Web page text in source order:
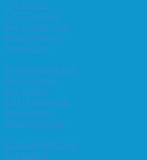
Vår-konrad
KM i lynsjakk
KM i hurtigsjakk
Høstturneringen
Høst-konrad
Klubbmesterskapet
KM i lynsjakk
Vår-konrad
KM i hurtigsjakk
Høst-konrad
Høstturneringen
Klubbmesterskapet
Vår-konrad